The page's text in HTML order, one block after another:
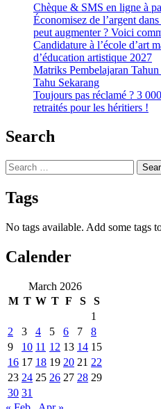
Chèque & SMS en ligne à
Économisez de l’argent
peut augmenter ? Voici
Candidature à l’école d’art
d’éducation artistique 2027
Matriks Pembelajaran
Tahu Sekarang
Toujours pas réclamé ? 3
retraités pour les héritiers !
Search
Search
for:
Tags
No tags available. Add some tags
Calender
March 2026
M T W T F S
S
1
2
3 4 5 6 7
8
9
10 11 12 13 14 15
16 17 18 19 20 21 22
23 24 25 26 27 28 29
30 31